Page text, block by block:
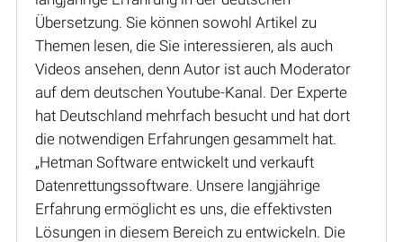
Übersetzung. Sie können sowohl Artikel zu
Themen lesen, die Sie interessieren, als auch
Videos ansehen, denn Autor ist auch Moderator
auf dem deutschen Youtube-Kanal. Der Experte
hat Deutschland mehrfach besucht und hat dort
die notwendigen Erfahrungen gesammelt hat.
„Hetman Software entwickelt und verkauft
Datenrettungssoftware. Unsere langjährige
Erfahrung ermöglicht es uns, die effektivsten
Lösungen in diesem Bereich zu entwickeln. Die